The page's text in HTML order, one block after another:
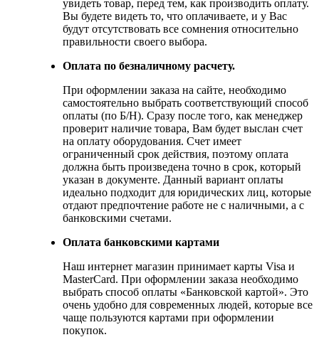
увидеть товар, перед тем, как производить оплату.
Вы будете видеть то, что оплачиваете, и у Вас
будут отсутствовать все сомнения относительно
правильности своего выбора.
Оплата по безналичному расчету.
При оформлении заказа на сайте, необходимо
самостоятельно выбрать соответствующий способ
оплаты (по Б/Н). Сразу после того, как менеджер
проверит наличие товара, Вам будет выслан счет
на оплату оборудования. Счет имеет
ограниченный срок действия, поэтому оплата
должна быть произведена точно в срок, который
указан в документе. Данный вариант оплаты
идеально подходит для юридических лиц, которые
отдают предпочтение работе не с наличными, а с
банковскими счетами.
Оплата банковскими картами
Наш интернет магазин принимает карты Visa и
MasterCard. При оформлении заказа необходимо
выбрать способ оплаты «Банковской картой». Это
очень удобно для современных людей, которые все
чаще пользуются картами при оформлении
покупок.